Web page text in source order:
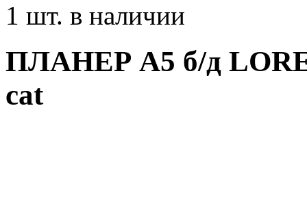
1 шт. в наличии
ПЛАНЕР А5 б/д
cat